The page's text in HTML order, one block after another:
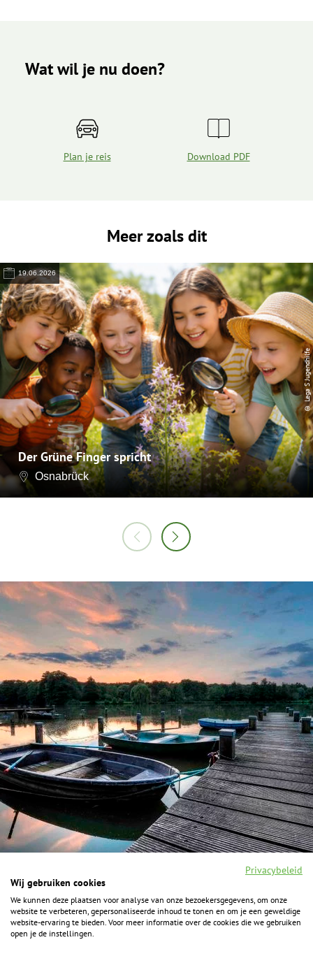
Wat wil je nu doen?
Plan je reis Download PDF
Meer zoals dit
19.06.2026
Der Grüne Finger spricht
Osnabrück
© Lega S Jugendhilfe
F
a
c
I
n
s
Y
o
u
P
i
n
Privacybeleid
Wij gebruiken cookies
We kunnen deze plaatsen voor analyse van onze bezoekersgegevens, om onze
website te verbeteren, gepersonaliseerde inhoud te tonen en om je een geweldige
website-ervaring te bieden. Voor meer informatie over de cookies die we gebruiken
open je de instellingen.